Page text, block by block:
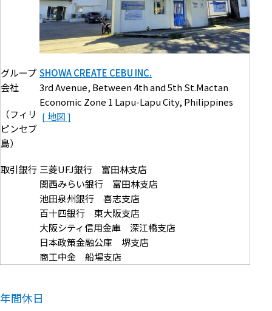
グループ
会社
（フィリ
ピンセブ
島）
SHOWA CREATE CEBU INC.
3rd Avenue, Between 4th and 5th St.Mactan
Economic Zone 1 Lapu-Lapu City, Philippines
取引銀行 三菱UFJ銀行 富田林支店
関西みらい銀行 富田林支店
池田泉州銀行 喜志支店
百十四銀行 東大阪支店
大阪シティ信用金庫 深江橋支店
日本政策金融公庫 堺支店
商工中金 船場支店
年間休日